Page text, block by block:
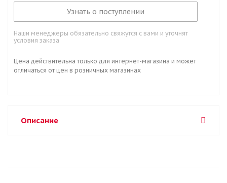
Узнать о поступлении
Наши менеджеры обязательно свяжутся с вами и уточнят
условия заказа
Цена действительна только для интернет-магазина и может
отличаться от цен в розничных магазинах
Описание